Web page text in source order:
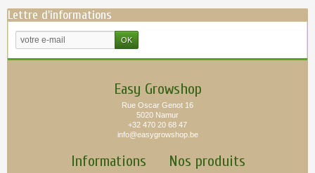
Lettre d'informations
Easy Growshop
Rue Oscar Genot 16
5020 Namur
+32 470 20 68 47
info@easygrowshop.be
Informations Nos produits